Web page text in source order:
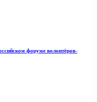
форуме волонтёров-